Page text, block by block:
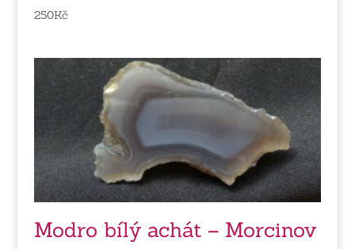
250Kč
Modro bílý achát – Morcinov